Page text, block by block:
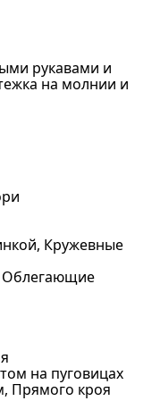
рукавами и
на молнии и
Кружевные
Облегающие
на пуговицах
Прямого кроя